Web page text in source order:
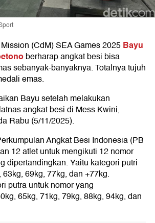
(CdM) SEA Games 2025Bayu
berharap angkat besi bisa
sebanyak-banyaknya. Totalnya tujuh
emas.
Bayu setelah melakukan
angkat besi di Mess Kwini,
Rabu (5/11/2025).
Angkat Besi Indonesia (PB
12 atlet untuk mengikuti 12 nomor
dipertandingkan. Yaitu kategori putri
69kg, 77kg, dan +77kg.
putra untuk nomor yang
65kg, 71kg, 79kg, 88kg, 94kg, dan